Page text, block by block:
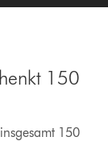
150
150